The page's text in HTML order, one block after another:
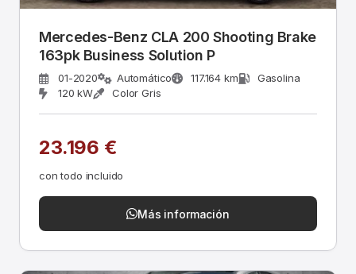
Mercedes-Benz CLA 200 Shooting Brake
163pk Business Solution P
01-2020 Automático 117.164 km
Gasolina
120 kW
Color Gris
23.196 €
con todo incluido
Más información